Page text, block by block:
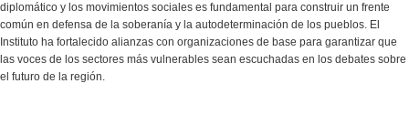
diplomático y los movimientos sociales es fundamental para construir un frente
común en defensa de la soberanía y la autodeterminación de los pueblos. El
Instituto ha fortalecido alianzas con organizaciones de base para garantizar que
las voces de los sectores más vulnerables sean escuchadas en los debates sobre
el futuro de la región.